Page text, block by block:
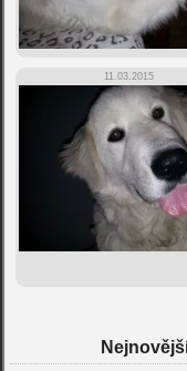
11.03.2015